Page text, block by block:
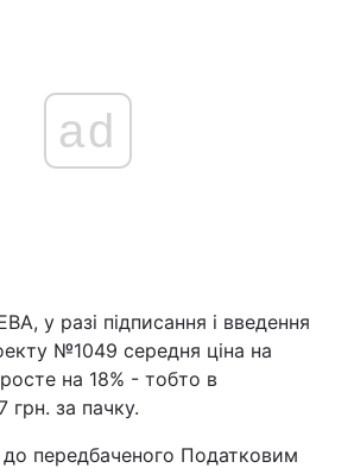
ad
у разі підписання і введення
№1049 середня ціна на
на 18% - тобто в
грн. за пачку.
до передбаченого Податковим